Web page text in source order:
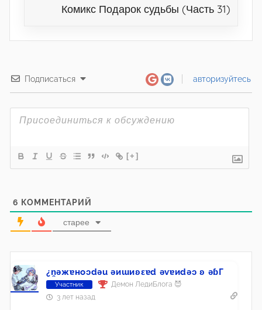
Комикс Подарок судьбы (Часть 31)
Подписаться авторизуйтесь
[+]
6 КОММЕНТАРИЙ
старее
¿n̯ǝжɐноɔdǝu ǝиɯиʚεɐd ǝvɐиdǝɔ ʚ ǝɓГ
Участник
Демон ЛедиБлога 😈
3 лет назад